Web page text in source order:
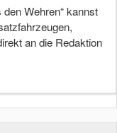
Wehren“ kannst
an die Redaktion